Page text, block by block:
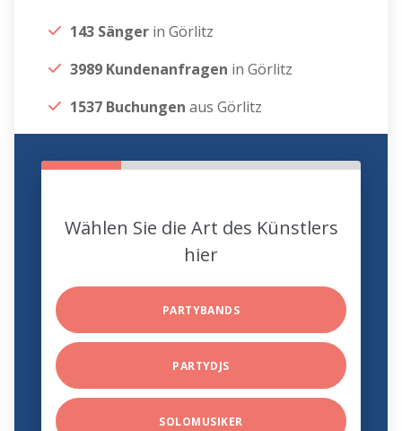
143 Sänger in Görlitz
3989 Kundenanfragen in Görlitz
1537 Buchungen aus Görlitz
Wählen Sie die Art des Künstlers
hier
PARTYBANDS
PARTYDJS
SOLOMUSIKER